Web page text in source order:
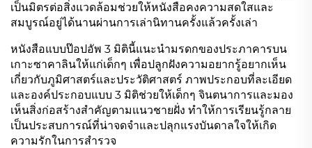
เป็นมิตรต่อสิ่งแวดล้อมช่วยให้หนังสือคงความสดใสและ
สมบูรณ์อยู่ได้นานผ่านการเล่านิทานครั้งแล้วครั้งเล่า
หนังสือแบบป๊อปอัพ 3 มิตินี้แนะนำมรดกของประภาคารบน
เกาะซาคาลินให้แก่เด็กๆ เพื่อปลูกฝังความอยากรู้อยากเห็น
เกี่ยวกับภูมิศาสตร์และประวัติศาสตร์ ภาพประกอบที่ละเอียด
และองค์ประกอบแบบ 3 มิติช่วยให้เด็กๆ จินตนาการและมอง
เห็นสิ่งก่อสร้างสำคัญตามแนวชายฝั่ง ทำให้การเรียนรู้กลาย
เป็นประสบการณ์ที่น่าจดจำและปลุกแรงบันดาลใจให้เกิด
ความรักในการสำรวจ